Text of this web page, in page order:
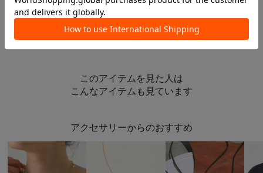
BEARDSLEY
チェーンサークルピアス《LIVETART》
¥6,600
BEARDSLEY
3連バングル《LIVETART》
このアイテムを見た人は
こんなアイテムも見ています
アクセサリーからのおすすめ